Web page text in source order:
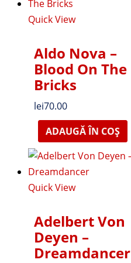
Quick View
Aldo Nova ‎–
Blood On The
Bricks
lei70.00
ADAUGĂ ÎN COȘ
Quick View
Adelbert Von
Deyen –
Dreamdancer